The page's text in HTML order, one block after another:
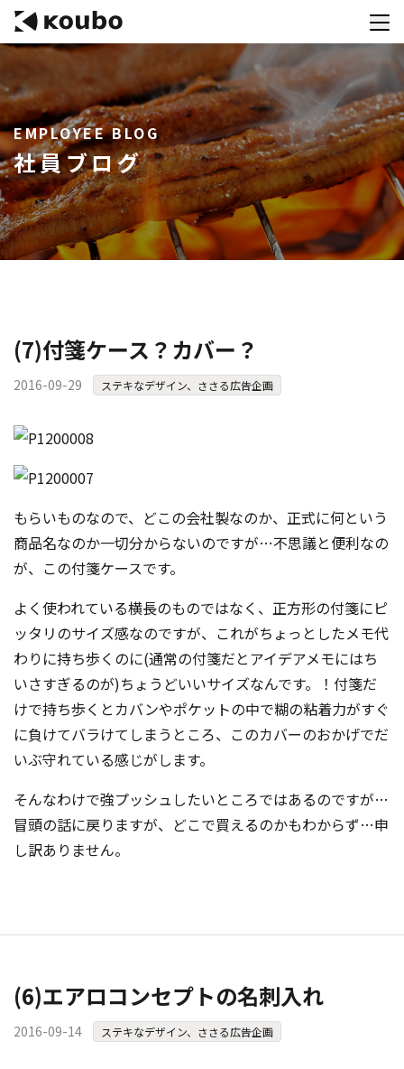
サービス
会社案内
実績紹介
採用情報
資料ダウンロード
コンテストを主催される方へ
公募運営SaaS 「Kouboプランナー」
マーケットデータ
コンテスト情報及びプレゼン
ト情報を「Koubo」に無料で
紹介させていただきます
無料掲載お申し込み
掲載内容のご確認はこちら
ログイン
EMPLOYEE BLOG
社員ブログ
(7)付箋ケース？カバー？
2016-09-29 ステキなデザイン、ささる広告企画
もらいものなので、どこの会社製なのか、正式に何という
商品名なのか一切分からないのですが…不思議と便利なの
が、この付箋ケースです。
よく使われている横長のものではなく、正方形の付箋にピ
ッタリのサイズ感なのですが、これがちょっとしたメモ代
わりに持ち歩くのに(通常の付箋だとアイデアメモにはち
いさすぎるのが)ちょうどいいサイズなんです。！付箋だ
けで持ち歩くとカバンやポケットの中で糊の粘着力がすぐ
に負けてバラけてしまうところ、このカバーのおかげでだ
いぶ守れている感じがします。
そんなわけで強プッシュしたいところではあるのですが…
冒頭の話に戻りますが、どこで買えるのかもわからず…申
し訳ありません。
(6)エアロコンセプトの名刺入れ
2016-09-14 ステキなデザイン、ささる広告企画